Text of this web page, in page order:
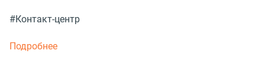
#Контакт-центр
Подробнее